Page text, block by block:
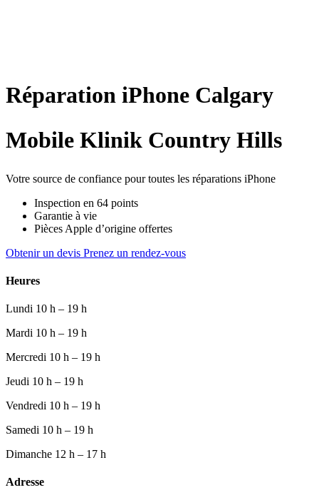
Réparation iPhone Calgary
Mobile Klinik Country Hills
Votre source de confiance pour toutes les réparations iPhone
Inspection en 64 points
Garantie à vie
Pièces Apple d’origine offertes
Obtenir un devis Prenez un rendez-vous
Heures
Lundi 10 h – 19 h
Mardi 10 h – 19 h
Mercredi 10 h – 19 h
Jeudi 10 h – 19 h
Vendredi 10 h – 19 h
Samedi 10 h – 19 h
Dimanche 12 h – 17 h
Adresse